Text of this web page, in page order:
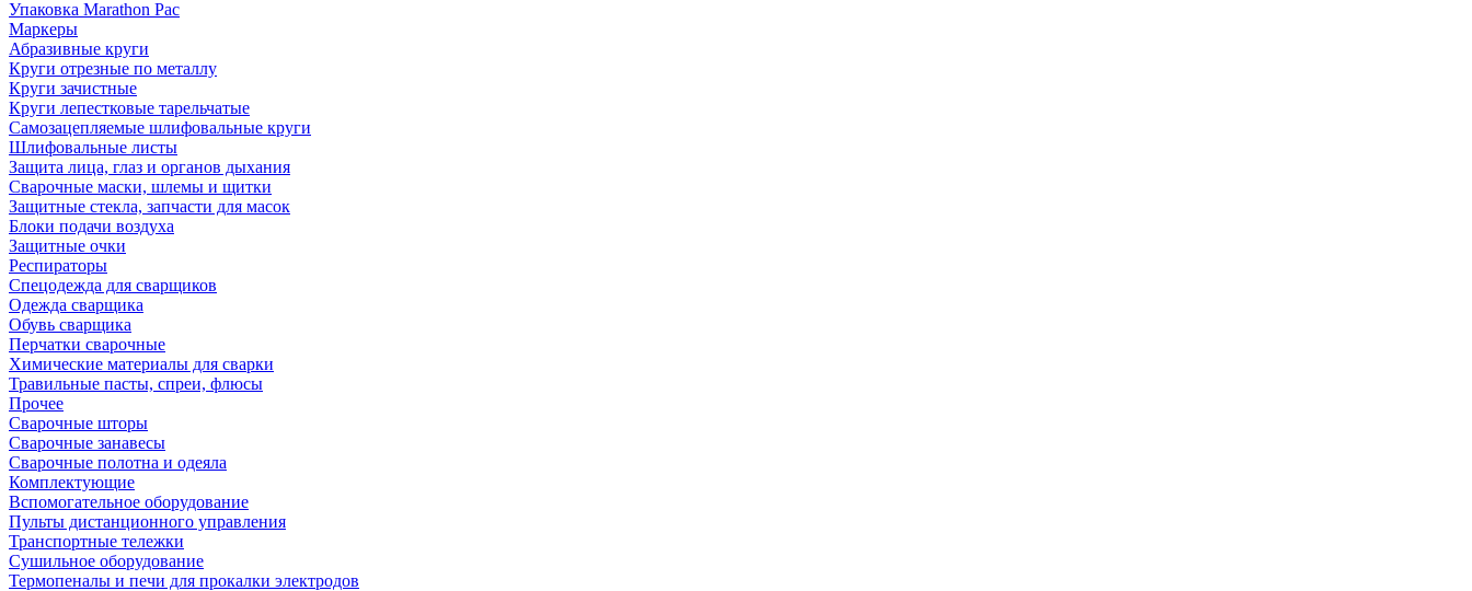
Упаковка Marathon Pac
Маркеры
Абразивные круги
Круги отрезные по металлу
Круги зачистные
Круги лепестковые тарельчатые
Самозацепляемые шлифовальные круги
Шлифовальные листы
Защита лица, глаз и органов дыхания
Сварочные маски, шлемы и щитки
Защитные стекла, запчасти для масок
Блоки подачи воздуха
Защитные очки
Респираторы
Спецодежда для сварщиков
Одежда сварщика
Обувь сварщика
Перчатки сварочные
Химические материалы для сварки
Травильные пасты, спреи, флюсы
Прочее
Сварочные шторы
Сварочные занавесы
Сварочные полотна и одеяла
Комплектующие
Вспомогательное оборудование
Пульты дистанционного управления
Транспортные тележки
Сушильное оборудование
Термопеналы и печи для прокалки электродов